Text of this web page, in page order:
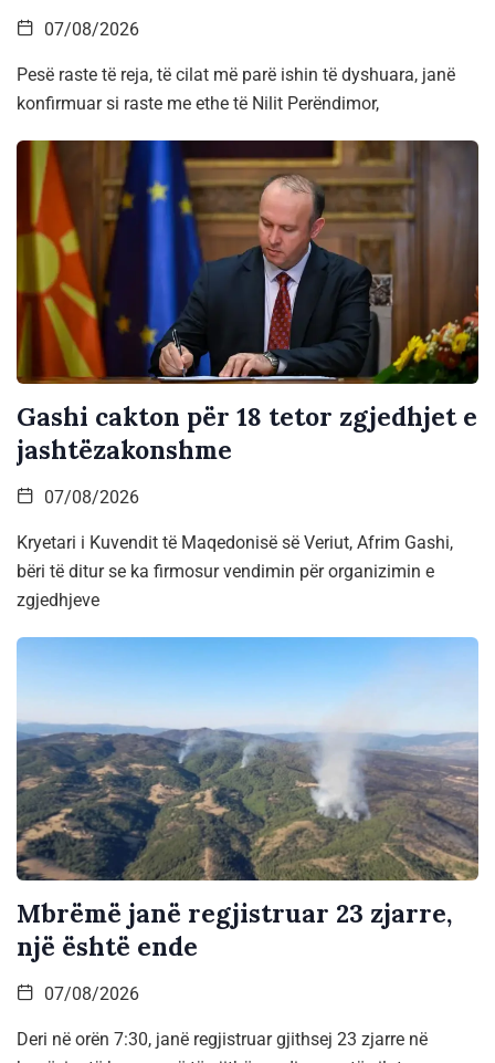
07/08/2026
Pesë raste të reja, të cilat më parë ishin të dyshuara, janë
konfirmuar si raste me ethe të Nilit Perëndimor,
Gashi cakton për 18 tetor zgjedhjet e
jashtëzakonshme
07/08/2026
Kryetari i Kuvendit të Maqedonisë së Veriut, Afrim Gashi,
bëri të ditur se ka firmosur vendimin për organizimin e
zgjedhjeve
Mbrëmë janë regjistruar 23 zjarre,
një është ende
07/08/2026
Deri në orën 7:30, janë regjistruar gjithsej 23 zjarre në